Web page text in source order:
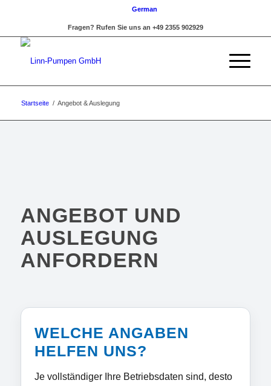
German
Fragen? Rufen Sie uns an +49 2355 902929
Startseite / Angebot & Auslegung
ANGEBOT UND
AUSLEGUNG
ANFORDERN
WELCHE ANGABEN
HELFEN UNS?
Je vollständiger Ihre Betriebsdaten sind, desto